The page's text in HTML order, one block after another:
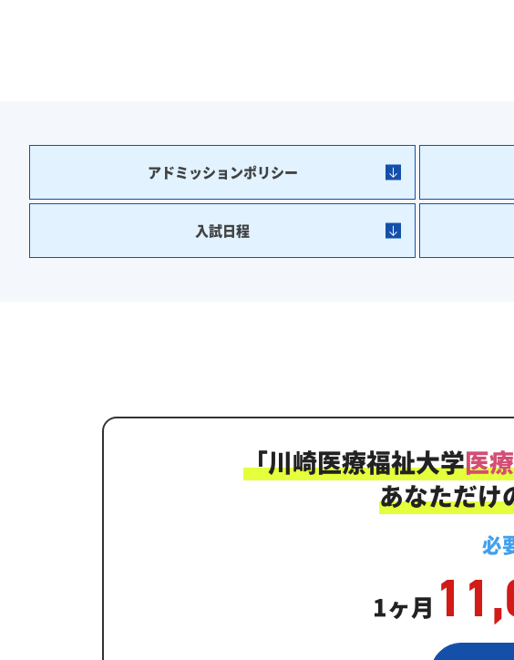
アドミッションポリシー
入試日程
「川崎医療福祉大学医
あなただけ
必
1ヶ月